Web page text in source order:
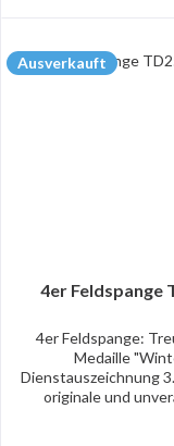
Ausverkauft
4er Feldspange
4er Feldspange:
Medaille
Dienstauszeichnung
originale und